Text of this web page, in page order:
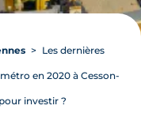
Les dernières
en 2020 à Cesson-
investir ?